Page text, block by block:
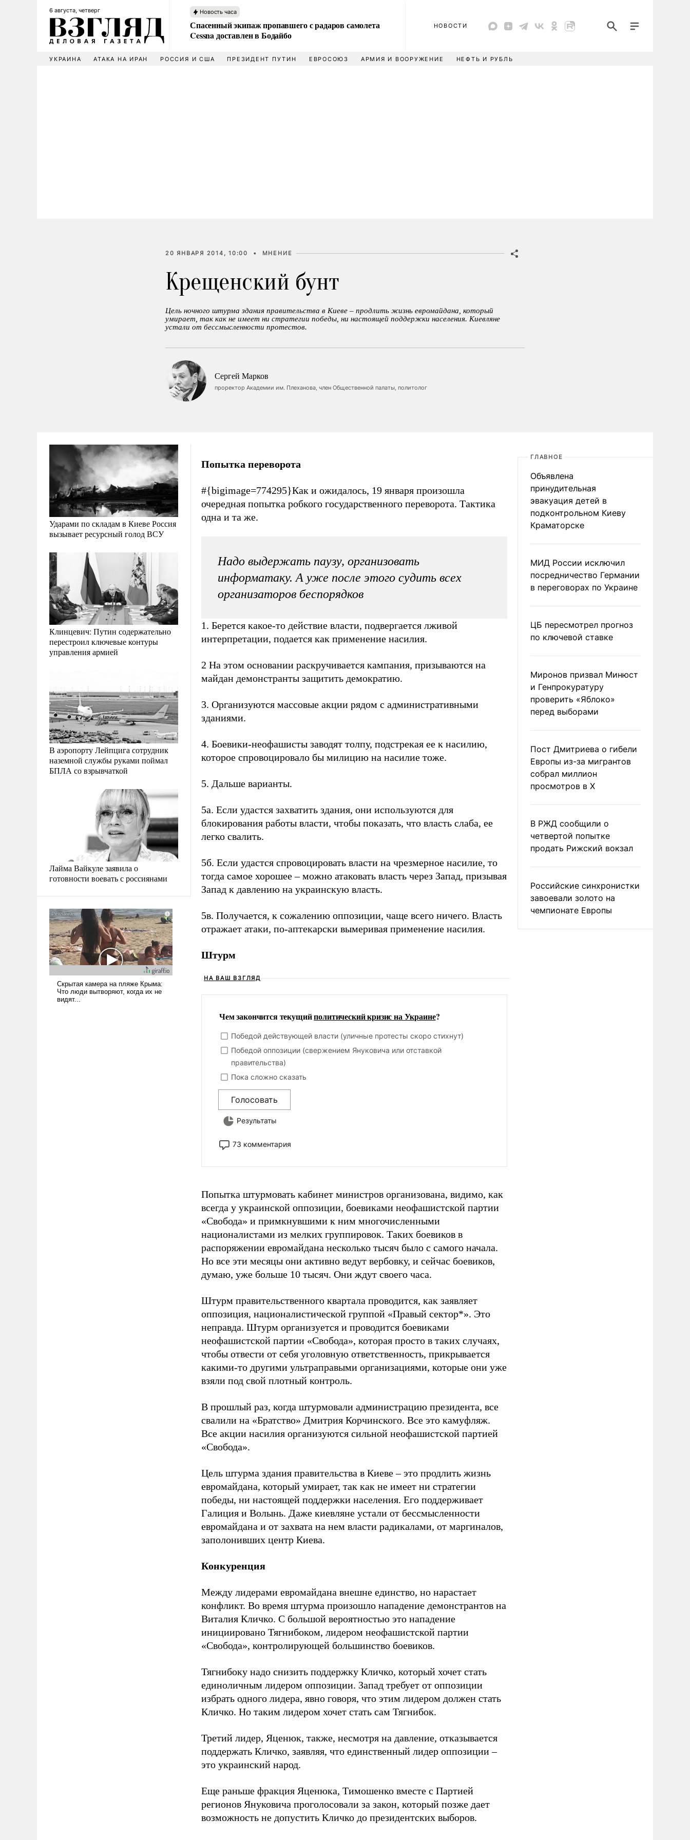
6 августа, четверг Новость часа
Спасенный экипаж пропавшего с радаров самолета
Cessna доставлен в Бодайбо
НОВОСТИ
УКРАИНА АТАКА НА ИРАН РОССИЯ И США ПРЕЗИДЕНТ ПУТИН ЕВРОСОЮЗ АРМИЯ И ВООРУЖЕНИЕ НЕФТЬ И РУБЛЬ
20 ЯНВАРЯ 2014, 10:00 • МНЕНИЕ
Крещенский бунт
Цель ночного штурма здания правительства в Киеве – продлить жизнь евромайдана, который
умирает, так как не имеет ни стратегии победы, ни настоящей поддержки населения. Киевляне
устали от бессмысленности протестов.
Сергей Марков
проректор Академии им. Плеханова, член Общественной палаты, политолог
Ударами по складам в Киеве Россия
вызывает ресурсный голод ВСУ
Клинцевич: Путин содержательно
перестроил ключевые контуры
управления армией
В аэропорту Лейпцига сотрудник
наземной службы руками поймал
БПЛА со взрывчаткой
Лайма Вайкуле заявила о
готовности воевать с россиянами
Попытка переворота
#{bigimage=774295}Как и ожидалось, 19 января произошла
очередная попытка робкого государственного переворота. Тактика
одна и та же.
Надо выдержать паузу, организовать
информатаку. А уже после этого судить всех
организаторов беспорядков
1. Берется какое-то действие власти, подвергается лживой
интерпретации, подается как применение насилия.
2 На этом основании раскручивается кампания, призываются на
майдан демонстранты защитить демократию.
3. Организуются массовые акции рядом с административными
зданиями.
4. Боевики-неофашисты заводят толпу, подстрекая ее к насилию,
которое спровоцировало бы милицию на насилие тоже.
5. Дальше варианты.
5а. Если удастся захватить здания, они используются для
блокирования работы власти, чтобы показать, что власть слаба, ее
легко свалить.
5б. Если удастся спровоцировать власти на чрезмерное насилие, то
тогда самое хорошее – можно атаковать власть через Запад, призывая
Запад к давлению на украинскую власть.
5в. Получается, к сожалению оппозиции, чаще всего ничего. Власть
отражает атаки, по-аптекарски вымеривая применение насилия.
Штурм
НА ВАШ ВЗГЛЯД
Чем закончится текущийполитический кризис на Украине?
Победой действующей власти (уличные протесты скоро стихнут)
Победой оппозиции (свержением Януковича или отставкой
правительства)
Пока сложно сказать
Голосовать
Результаты
73 комментария
Попытка штурмовать кабинет министров организована, видимо, как
всегда у украинской оппозиции, боевиками неофашистской партии
«Свобода» и примкнувшими к ним многочисленными
националистами из мелких группировок. Таких боевиков в
распоряжении евромайдана несколько тысяч было с самого начала.
Но все эти месяцы они активно ведут вербовку, и сейчас боевиков,
думаю, уже больше 10 тысяч. Они ждут своего часа.
Штурм правительственного квартала проводится, как заявляет
оппозиция, националистической группой «Правый сектор*». Это
неправда. Штурм организуется и проводится боевиками
неофашистской партии «Свобода», которая просто в таких случаях,
чтобы отвести от себя уголовную ответственность, прикрывается
какими-то другими ультраправыми организациями, которые они уже
взяли под свой плотный контроль.
В прошлый раз, когда штурмовали администрацию президента, все
свалили на «Братство» Дмитрия Корчинского. Все это камуфляж.
Все акции насилия организуются сильной неофашистской партией
«Свобода».
Цель штурма здания правительства в Киеве – это продлить жизнь
евромайдана, который умирает, так как не имеет ни стратегии
победы, ни настоящей поддержки населения. Его поддерживает
Галиция и Волынь. Даже киевляне устали от бессмысленности
евромайдана и от захвата на нем власти радикалами, от маргиналов,
заполонивших центр Киева.
Конкуренция
Между лидерами евромайдана внешне единство, но нарастает
конфликт. Во время штурма произошло нападение демонстрантов на
Виталия Кличко. С большой вероятностью это нападение
инициировано Тягнибоком, лидером неофашистской партии
«Свобода», контролирующей большинство боевиков.
Тягнибоку надо снизить поддержку Кличко, который хочет стать
единоличным лидером оппозиции. Запад требует от оппозиции
избрать одного лидера, явно говоря, что этим лидером должен стать
Кличко. Но таким лидером хочет стать сам Тягнибок.
Третий лидер, Яценюк, также, несмотря на давление, отказывается
поддержать Кличко, заявляя, что единственный лидер оппозиции –
это украинский народ.
Еще раньше фракция Яценюка, Тимошенко вместе с Партией
регионов Януковича проголосовали за закон, который позже дает
возможность не допустить Кличко до президентских выборов.
ГЛАВНОЕ
Объявлена
принудительная
эвакуация детей в
подконтрольном Киеву
Краматорске
МИД России исключил
посредничество Германии
в переговорах по Украине
ЦБ пересмотрел прогноз
по ключевой ставке
Миронов призвал Минюст
и Генпрокуратуру
проверить «Яблоко»
перед выборами
Пост Дмитриева о гибели
Европы из-за мигрантов
собрал миллион
просмотров в X
В РЖД сообщили о
четвертой попытке
продать Рижский вокзал
Российские синхронистки
завоевали золото на
чемпионате Европы